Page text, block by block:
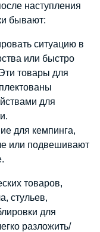
наступления
бывают:
ситуацию в
или быстро
товары для
для
для кемпинга,
или подвешивают
товаров,
стульев,
для
разложить/